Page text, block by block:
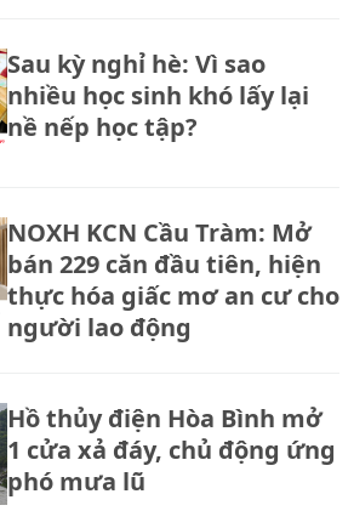
Sau kỳ nghỉ hè: Vì sao
nhiều học sinh khó lấy lại
nề nếp học tập?
NOXH KCN Cầu Tràm: Mở
bán 229 căn đầu tiên, hiện
thực hóa giấc mơ an cư cho
người lao động
Hồ thủy điện Hòa Bình mở
1 cửa xả đáy, chủ động ứng
phó mưa lũ